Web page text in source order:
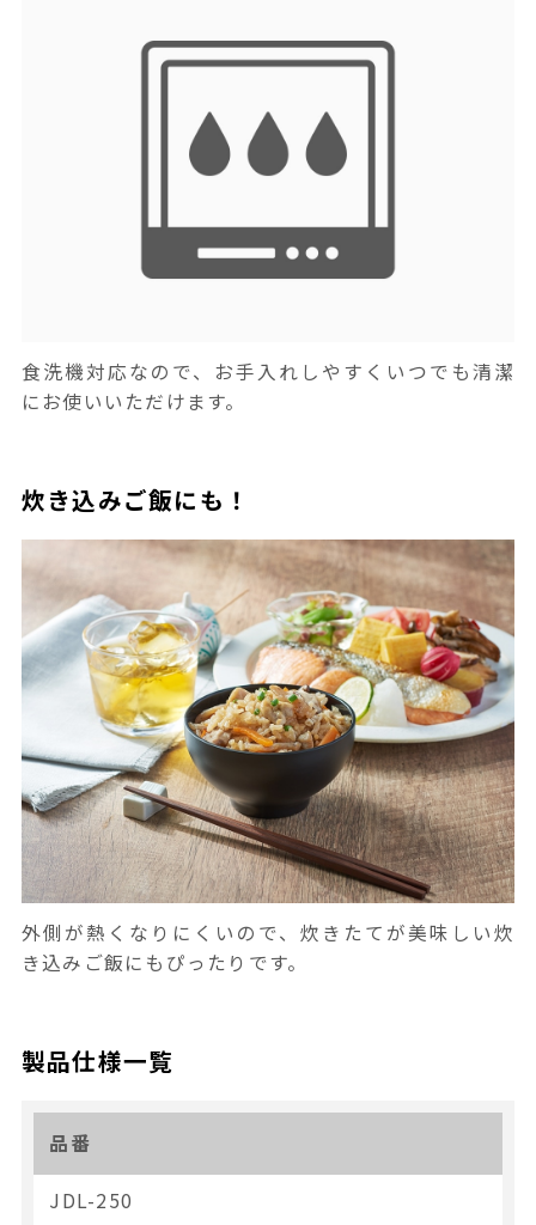
食洗機対応なので、お手入れしやすくいつでも清潔
にお使いいただけます。
炊き込みご飯にも！
外側が熱くなりにくいので、炊きたてが美味しい炊
き込みご飯にもぴったりです。
製品仕様一覧
品番
JDL-250